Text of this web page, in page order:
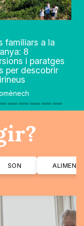
familiars a la
8
i paratges
per descobrir
SON